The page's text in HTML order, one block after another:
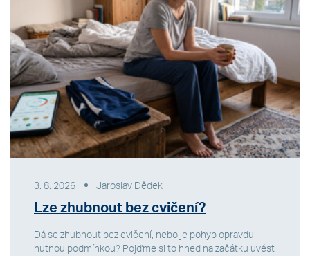
3. 8. 2026 Jaroslav Dědek
Lze zhubnout bez cvičení?
Dá se zhubnout bez cvičení, nebo je pohyb opravdu
nutnou podmínkou? Pojďme si to hned na začátku uvést